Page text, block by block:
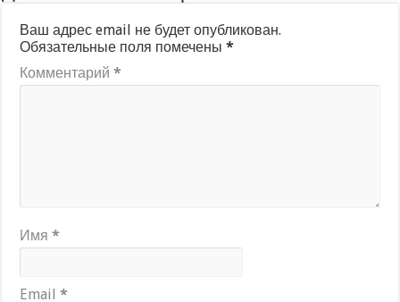
Ваш адрес email не будет опубликован.
Обязательные поля помечены*
Комментарий*
Имя*
Email*